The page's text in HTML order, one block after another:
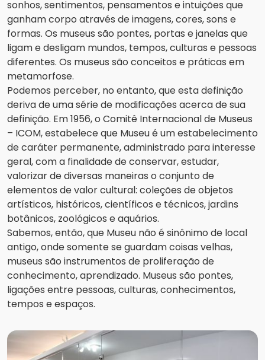
sonhos, sentimentos, pensamentos e intuições que
ganham corpo através de imagens, cores, sons e
formas. Os museus são pontes, portas e janelas que
ligam e desligam mundos, tempos, culturas e pessoas
diferentes. Os museus são conceitos e práticas em
metamorfose.
Podemos perceber, no entanto, que esta definição
deriva de uma série de modificações acerca de sua
definição. Em 1956, o Comitê Internacional de Museus
– ICOM, estabelece que Museu é um estabelecimento
de caráter permanente, administrado para interesse
geral, com a finalidade de conservar, estudar,
valorizar de diversas maneiras o conjunto de
elementos de valor cultural: coleções de objetos
artísticos, históricos, científicos e técnicos, jardins
botânicos, zoológicos e aquários.
Sabemos, então, que Museu não é sinônimo de local
antigo, onde somente se guardam coisas velhas,
museus são instrumentos de proliferação de
conhecimento, aprendizado. Museus são pontes,
ligações entre pessoas, culturas, conhecimentos,
tempos e espaços.